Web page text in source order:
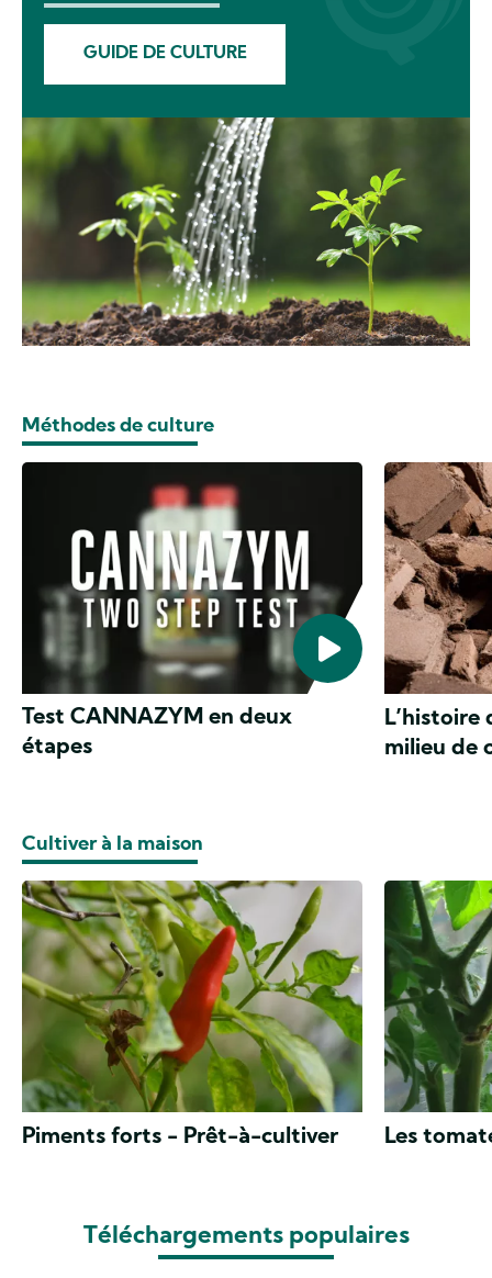
GUIDE DE CULTURE
Méthodes de culture
Test CANNAZYM en deux
étapes
milieu de
Cultiver à la maison
Piments forts - Prêt-à-cultiver Les
Téléchargements populaires